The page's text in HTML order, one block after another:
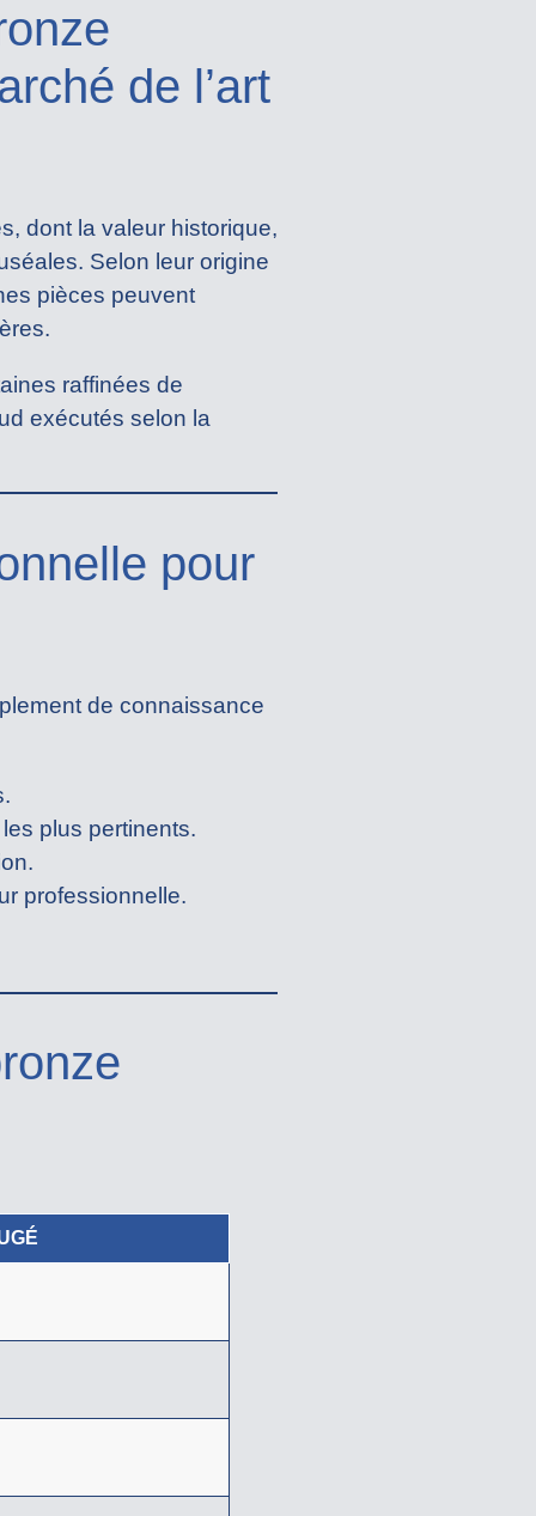
de l’art
dont la valeur historique,
Selon leur origine
pièces peuvent
raffinées de
exécutés selon la
pour
de connaissance
plus pertinents.
professionnelle.